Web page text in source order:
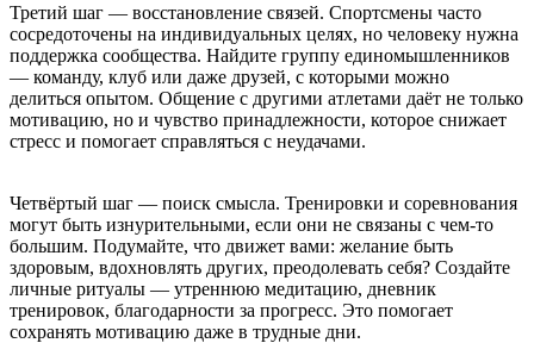
Третий шаг — восстановление связей. Спортсмены часто
сосредоточены на индивидуальных целях, но человеку нужна
поддержка сообщества. Найдите группу единомышленников
— команду, клуб или даже друзей, с которыми можно
делиться опытом. Общение с другими атлетами даёт не только
мотивацию, но и чувство принадлежности, которое снижает
стресс и помогает справляться с неудачами.
Четвёртый шаг — поиск смысла. Тренировки и соревнования
могут быть изнурительными, если они не связаны с чем-то
большим. Подумайте, что движет вами: желание быть
здоровым, вдохновлять других, преодолевать себя? Создайте
личные ритуалы — утреннюю медитацию, дневник
тренировок, благодарности за прогресс. Это помогает
сохранять мотивацию даже в трудные дни.